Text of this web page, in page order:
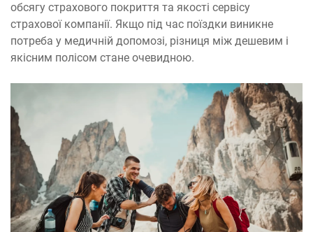
обсягу страхового покриття та якості сервісу
страхової компанії. Якщо під час поїздки виникне
потреба у медичній допомозі, різниця між дешевим і
якісним полісом стане очевидною.